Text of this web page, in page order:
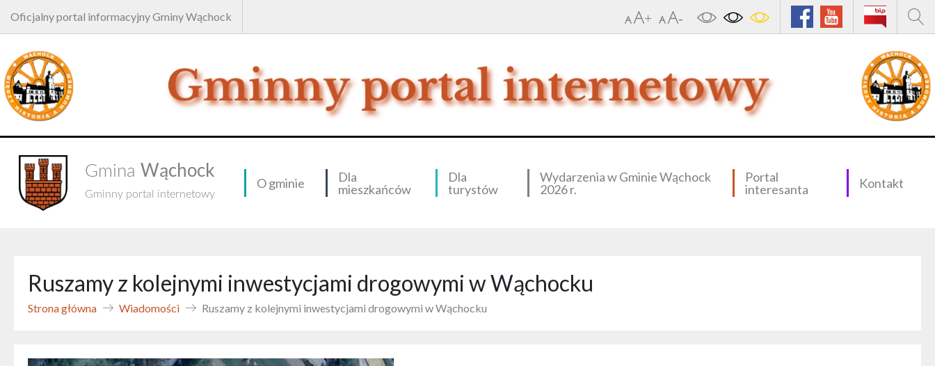
Oficjalny portal informacyjny Gminy Wąchock
Gmina Wąchock
Gminny portal internetowy
O gminie
Dla
mieszkańców
Dla
turystów
Wydarzenia w Gminie Wąchock
2026 r.
Portal
interesanta
Kontakt
Ruszamy z kolejnymi inwestycjami drogowymi w Wąchocku
Strona główna Wiadomości Ruszamy z kolejnymi inwestycjami drogowymi w Wąchocku